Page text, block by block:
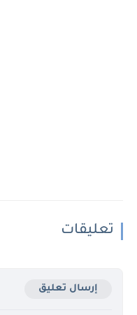
تعليقات
إرسال تعليق